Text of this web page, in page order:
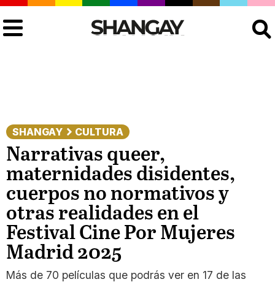
SHANGAY CULTURA
Narrativas queer,
maternidades disidentes,
cuerpos no normativos y
otras realidades en el
Festival Cine Por Mujeres
Madrid 2025
Más de 70 películas que podrás ver en 17 de las